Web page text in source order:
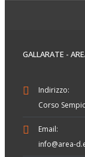
GALLARATE -
Indirizzo:
Corso
Email:
info@area-